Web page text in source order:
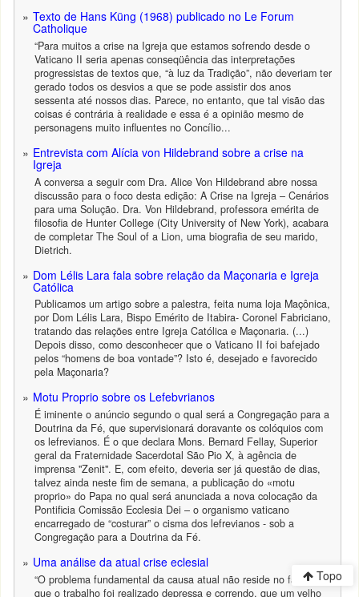
Texto de Hans Küng (1968) publicado no Le Forum
Catholique
“Para muitos a crise na Igreja que estamos sofrendo desde o
Vaticano II seria apenas conseqüência das interpretações
progressistas de textos que, “à luz da Tradição”, não deveriam ter
gerado todos os desvios a que se pode assistir dos anos
sessenta até nossos dias. Parece, no entanto, que tal visão das
coisas é contrária à realidade e essa é a opinião mesmo de
personagens muito influentes no Concílio...
Entrevista com Alícia von Hildebrand sobre a crise na
Igreja
A conversa a seguir com Dra. Alice Von Hildebrand abre nossa
discussão para o foco desta edição: A Crise na Igreja – Cenários
para uma Solução. Dra. Von Hildebrand, professora emérita de
filosofia de Hunter College (City University of New York), acabara
de completar The Soul of a Lion, uma biografia de seu marido,
Dietrich.
Dom Lélis Lara fala sobre relação da Maçonaria e Igreja
Católica
Publicamos um artigo sobre a palestra, feita numa loja Maçônica,
por Dom Lélis Lara, Bispo Emérito de Itabira- Coronel Fabriciano,
tratando das relações entre Igreja Católica e Maçonaria. (...)
Depois disso, como desconhecer que o Vaticano II foi bafejado
pelos “homens de boa vontade”? Isto é, desejado e favorecido
pela Maçonaria?
Motu Proprio sobre os Lefebvrianos
É iminente o anúncio segundo o qual será a Congregação para a
Doutrina da Fé, que supervisionará doravante os colóquios com
os lefrevianos. É o que declara Mons. Bernard Fellay, Superior
geral da Fraternidade Sacerdotal São Pio X, à agência de
imprensa "Zenit". E, com efeito, deveria ser já questão de dias,
talvez ainda neste fim de semana, a publicação do «motu
proprio» do Papa no qual será anunciada a nova colocação da
Pontificia Comissão Ecclesia Dei – o organismo vaticano
encarregado de “costurar” o cisma dos lefrevianos - sob a
Congregação para a Doutrina da Fé.
Uma análise da atual crise eclesial
“O problema fundamental da causa atual não reside no fato de
que o trabalho foi realizado depressa e correndo, que um velho
Topo